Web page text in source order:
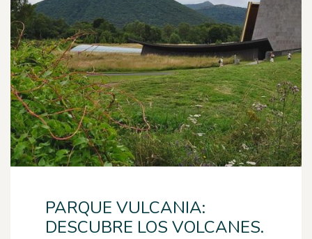
PARQUE VULCANIA:
DESCUBRE LOS VOLCANES.